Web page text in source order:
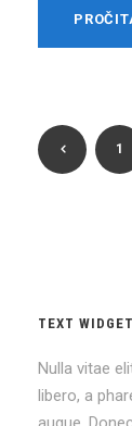
1
TEXT WIDGET
Nulla vitae
libero, a